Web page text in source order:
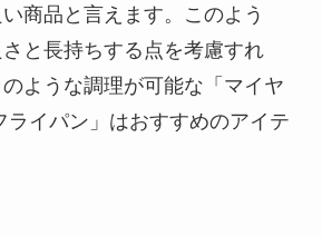
商品と言えます。このよう
と長持ちする点を考慮すれ
ような調理が可能な「マイヤ
ライパン」はおすすめのアイテ